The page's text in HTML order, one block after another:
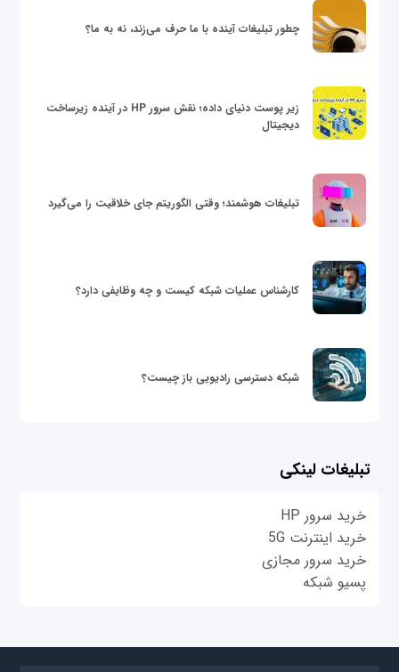
چطور تبلیغات آینده با ما حرف می‌زند، نه به ما؟
زیر پوست دنیای داده؛ نقش سرور HP در آینده زیرساخت
دیجیتال
تبلیغات هوشمند؛ وقتی الگوریتم جای خلاقیت را می‌گیرد
کارشناس عملیات شبکه کیست و چه وظایفی دارد؟
شبکه دسترسی رادیویی باز چیست؟
تبلیغات لینکی
خرید سرور HP
خرید اینترنت 5G
خرید سرور مجازی
پسیو شبکه